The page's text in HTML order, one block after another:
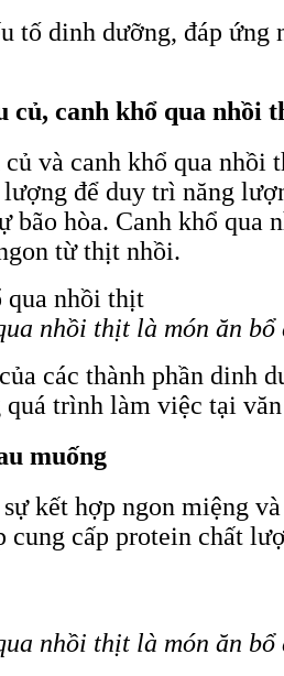
tố dinh dưỡng, đáp
củ, canh khổ qua nhồi
và canh khổ qua
để duy trì năng
bão hòa. Canh khổ
từ thịt nhồi.
nhồi thịt là món ăn
các thành phần dinh
trình làm việc tại
muống
kết hợp ngon miệng
cấp protein chất
nhồi thịt là món ăn